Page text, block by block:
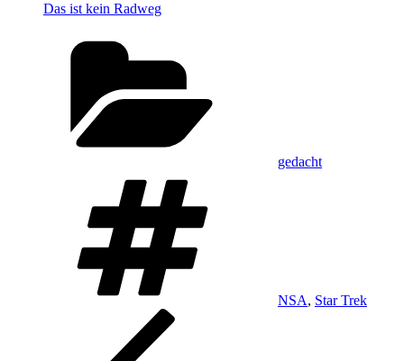
Das ist kein Radweg
gedacht
NSA, Star Trek
Beitragsnavigation